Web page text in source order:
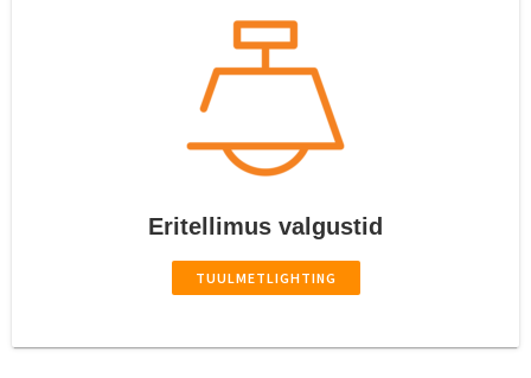
Eritellimus valgustid
TUULMETLIGHTING